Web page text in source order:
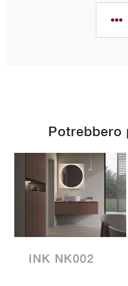
Potrebbero
INK NK002